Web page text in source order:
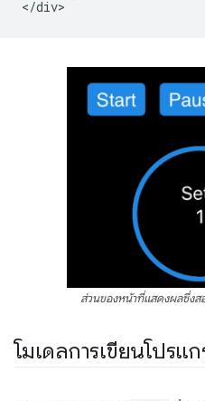
ส่วนของหน้าที่แสดงผลซึ่ง
โมเดลการเขียนโปรแ